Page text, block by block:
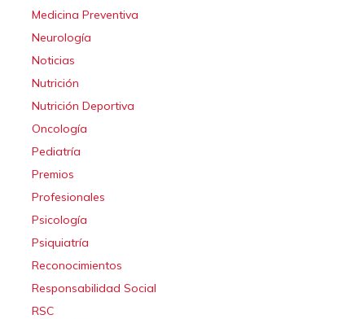
Medicina Preventiva
Neurología
Noticias
Nutrición
Nutrición Deportiva
Oncología
Pediatría
Premios
Profesionales
Psicología
Psiquiatría
Reconocimientos
Responsabilidad Social
RSC